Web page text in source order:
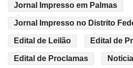
Jornal Impresso em Palmas
Jornal Impresso no Distrito
Edital de Leilão Edital de
Edital de Proclamas